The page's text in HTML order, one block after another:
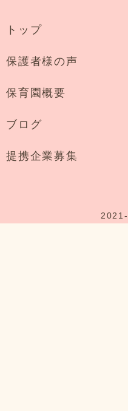
トップ
保護者様の声
保育園概要
ブログ
提携企業募集
2021-